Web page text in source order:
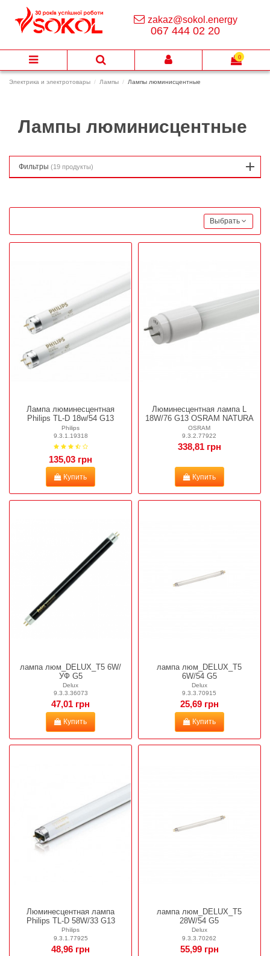
Электрика и электротовары Лампы Лампы люминисцентные
Лампы люминисцентные
Выбрать
Лампа люминесцентная
Philips TL-D 18w/54 G13
Philips
9.3.1.19318
135,03 грн
Купить
Люминесцентная лампа L
18W/76 G13 OSRAM NATURA
OSRAM
9.3.2.77922
338,81 грн
Купить
лампа люм_DELUX_T5 6W/
УФ G5
Delux
9.3.3.36073
47,01 грн
Купить
лампа люм_DELUX_T5
6W/54 G5
Delux
9.3.3.70915
25,69 грн
Купить
Люминесцентная лампа
Philips TL-D 58W/33 G13
Philips
9.3.1.77925
48,96 грн
лампа люм_DELUX_T5
28W/54 G5
Delux
9.3.3.70262
55,99 грн
Фильтры (19 продукты)
zakaz@sokol.energy
067 444 02 20
0